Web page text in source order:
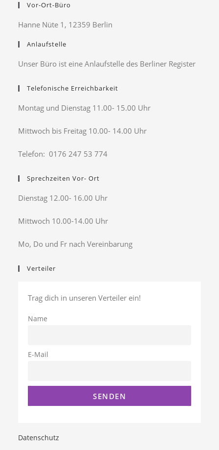
Vor-Ort-Büro
Hanne Nüte 1, 12359 Berlin
Anlaufstelle
Unser Büro ist eine Anlaufstelle des Berliner Register
Telefonische Erreichbarkeit
Montag und Dienstag 11.00- 15.00 Uhr
Mittwoch bis Freitag 10.00- 14.00 Uhr
Telefon: 0176 247 53 774
Sprechzeiten Vor- Ort
Dienstag 12.00- 16.00 Uhr
Mittwoch 10.00-14.00 Uhr
Mo, Do und Fr nach Vereinbarung
Verteiler
Trag dich in unseren Verteiler ein!
Name
E-Mail
Datenschutz